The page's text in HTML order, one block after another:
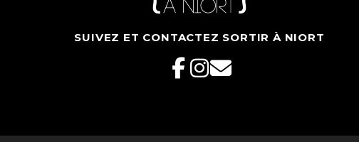
SUIVEZ ET CONTACTEZ SORTIR À NIORT